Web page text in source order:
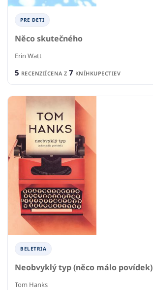
PRE DETI
Něco skutečného
Erin Watt
5 RECENZIÍCENA Z 7 KNÍHKUPECTIEV
BELETRIA
Neobvyklý typ (něco málo povídek)
Tom Hanks